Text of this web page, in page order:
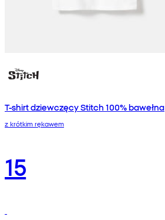
T-shirt dziewczęcy Stitch 100% bawełna
z krótkim rękawem
15